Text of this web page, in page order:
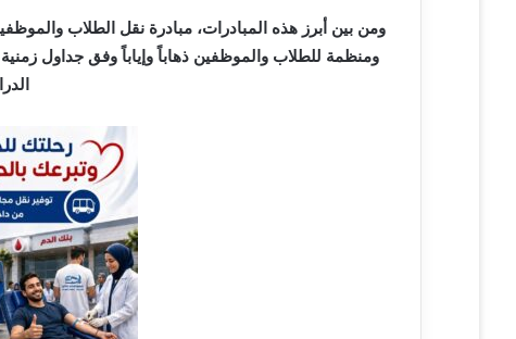
ومن بين أبرز هذه المبادرات، مبادرة نقل الطلاب
ومنظمة للطلاب والموظفين ذهاباً وإياباً وفق جداول